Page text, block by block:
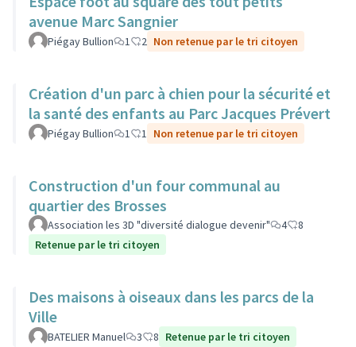
avenue Marc Sangnier
Piégay Bullion 1 2 Non retenue par le tri citoyen
Création d'un parc à chien pour la sécurité et
la santé des enfants au Parc Jacques Prévert
Piégay Bullion 1 1 Non retenue par le tri citoyen
Construction d'un four communal au
quartier des Brosses
Association les 3D "diversité dialogue devenir" 4
8
Retenue par le tri citoyen
Des maisons à oiseaux dans les parcs de la
Ville
BATELIER Manuel 3 8 Retenue par le tri citoyen